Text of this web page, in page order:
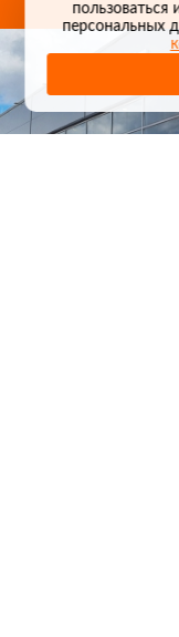
пользоваться
персональных